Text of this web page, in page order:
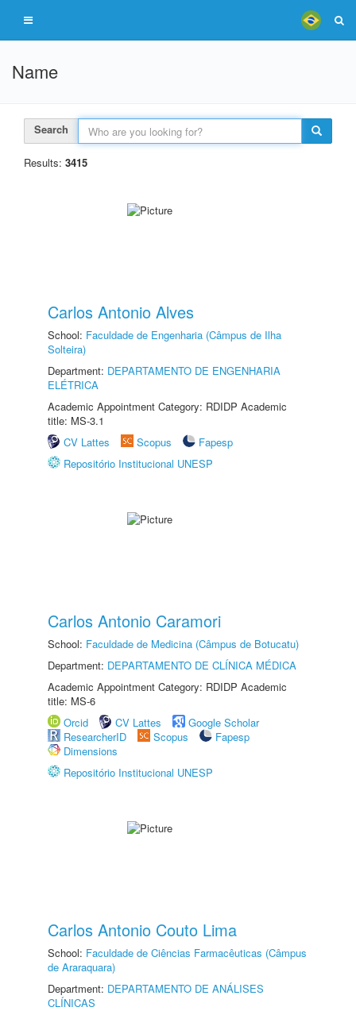
Name
Search
Results: 3415
Carlos Antonio Alves
School: Faculdade de Engenharia (Câmpus de Ilha
Solteira)
Department: DEPARTAMENTO DE ENGENHARIA
ELÉTRICA
Academic Appointment Category: RDIDP Academic
title: MS-3.1
CV Lattes
Scopus
Fapesp
Repositório Institucional UNESP
Carlos Antonio Caramori
School: Faculdade de Medicina (Câmpus de Botucatu)
Department: DEPARTAMENTO DE CLÍNICA MÉDICA
Academic Appointment Category: RDIDP Academic
title: MS-6
Orcid
CV Lattes
Google Scholar
ResearcherID
Scopus
Fapesp
Dimensions
Repositório Institucional UNESP
Carlos Antonio Couto Lima
School: Faculdade de Ciências Farmacêuticas (Câmpus
de Araraquara)
Department: DEPARTAMENTO DE ANÁLISES
CLÍNICAS